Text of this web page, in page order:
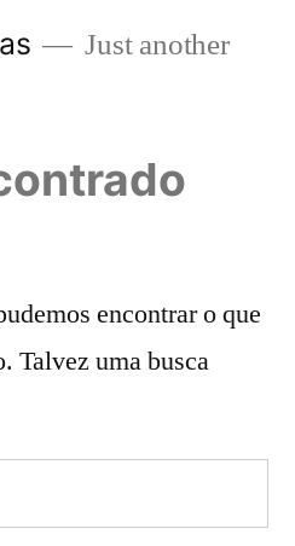
Just another
encontrar o que
Talvez uma busca